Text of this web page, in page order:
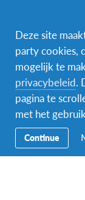
Secundaire
Navigatie
Deze site
party cookies,
mogelijk te
privacybeleid.
pagina te
met het
Continue